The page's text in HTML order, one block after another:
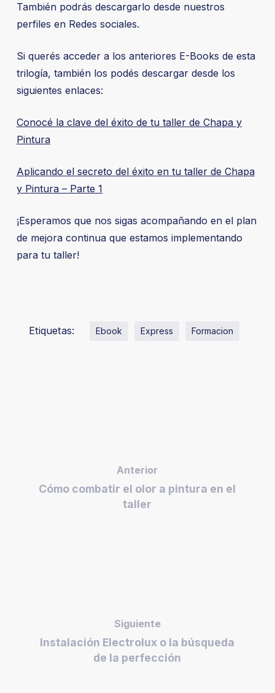
También podrás descargarlo desde nuestros
perfiles en Redes sociales.
Si querés acceder a los anteriores E-Books de esta
trilogía, también los podés descargar desde los
siguientes enlaces:
Conocé la clave del éxito de tu taller de Chapa y
Pintura
Aplicando el secreto del éxito en tu taller de Chapa
y Pintura – Parte 1
¡Esperamos que nos sigas acompañando en el plan
de mejora continua que estamos implementando
para tu taller!
Etiquetas: Ebook Express Formacion
Anterior
Cómo combatir el olor a pintura en el
taller
Siguiente
Instalación Electrolux o la búsqueda
de la perfección